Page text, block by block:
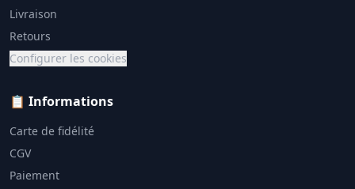
Livraison
Retours
Configurer les cookies
📋 Informations
Carte de fidélité
CGV
Paiement